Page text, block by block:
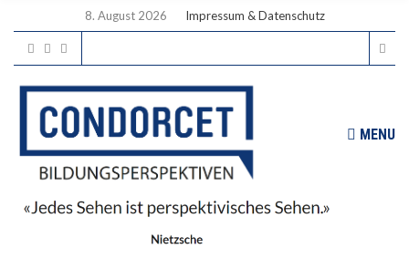
8. August 2026 Impressum & Datenschutz
MENU